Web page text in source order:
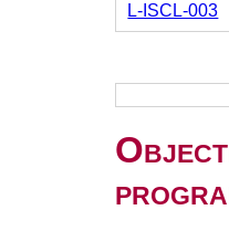
L-ISCL-003